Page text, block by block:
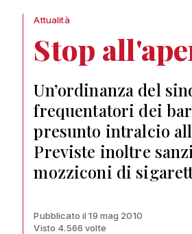
Attualità
Stop
Un’ordinanza del
frequentatori dei
presunto intralcio
Previste inoltre
mozziconi di
Pubblicato il 19 mag 2010
Visto 4.566 volte